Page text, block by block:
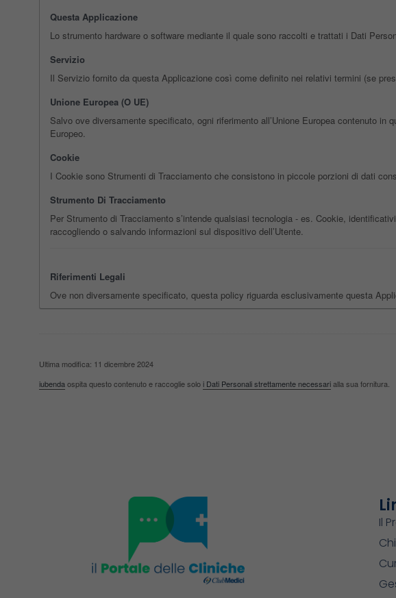
Questa Applicazione
Lo strumento hardware o software mediante il quale sono raccolti e trattati i Dati
Servizio
Il Servizio fornito da questa Applicazione così come definito nei relativi termini (se
Unione Europea (o UE)
Salvo ove diversamente specificato, ogni riferimento all’Unione Europea contenuto
Europeo.
Cookie
I Cookie sono Strumenti di Tracciamento che consistono in piccole porzioni di dati
Strumento Di Tracciamento
Per Strumento di Tracciamento s’intende qualsiasi tecnologia - es. Cookie,
raccogliendo o salvando informazioni sul dispositivo dell’Utente.
Riferimenti Legali
Ove non diversamente specificato, questa policy riguarda esclusivamente questa
Ultima modifica: 11 dicembre 2024
iubenda ospita questo contenuto e raccoglie soloi Dati Personali strettamente necessarialla sua fornitura.
Il